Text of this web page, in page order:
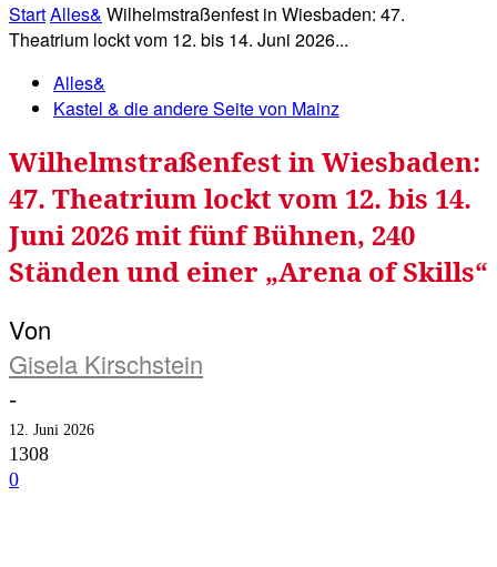
StartAlles& Wilhelmstraßenfest in Wiesbaden: 47.
Theatrium lockt vom 12. bis 14. Juni 2026...
Alles&
Kastel & die andere Seite von Mainz
Wilhelmstraßenfest in Wiesbaden:
47. Theatrium lockt vom 12. bis 14.
Juni 2026 mit fünf Bühnen, 240
Ständen und einer „Arena of Skills“
Von
Gisela Kirschstein
-
12. Juni 2026
1308
0